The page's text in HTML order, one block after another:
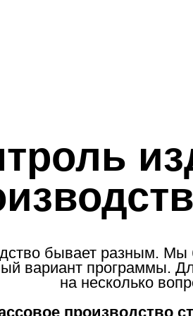
бывает разным.
вариант программы.
на несколько
производство